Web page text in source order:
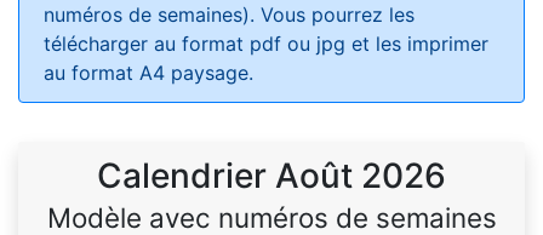
numéros de semaines). Vous pourrez les
télécharger au format pdf ou jpg et les imprimer
au format A4 paysage.
Calendrier Août 2026
Modèle avec numéros de semaines